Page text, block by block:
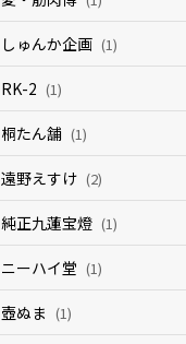
しゅんか企画 (1)
RK-2 (1)
桐たん舗 (1)
遠野えすけ (2)
純正九蓮宝燈 (1)
ニーハイ堂 (1)
壺ぬま (1)